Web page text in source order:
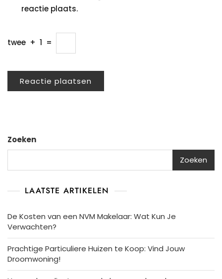
reactie plaats.
twee + 1 =
Zoeken
Zoeken
LAATSTE ARTIKELEN
De Kosten van een NVM Makelaar: Wat Kun Je
Verwachten?
Prachtige Particuliere Huizen te Koop: Vind Jouw
Droomwoning!